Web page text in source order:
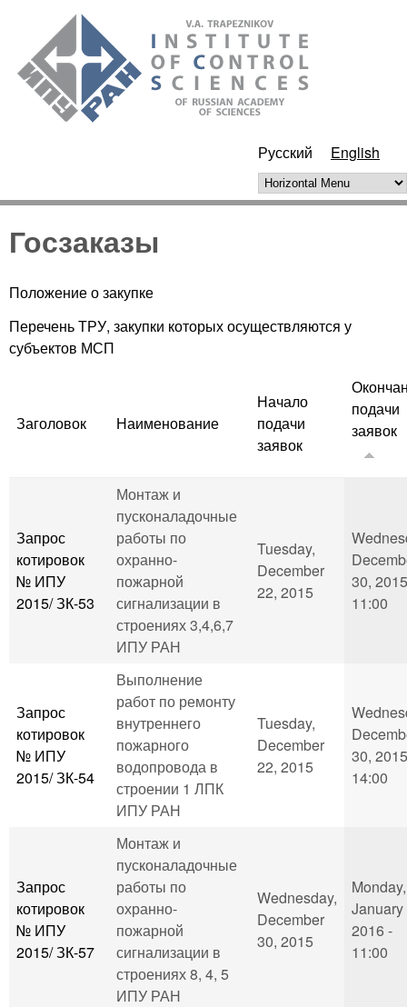
ИПУ
РАН
Русский English
Horizontal Menu
Госзаказы
Положение о закупке
Перечень ТРУ, закупки которых осуществляются у
субъектов МСП
Заголовок Наименование
Начало
подачи
заявок
подачи
заявок
Запрос
котировок
№ ИПУ
2015/ ЗК-53
Монтаж и
пусконаладочные
работы по
охранно-
пожарной
сигнализации в
строениях 3,4,6,7
ИПУ РАН
Tuesday,
December
22, 2015
30,
11:00
Запрос
котировок
№ ИПУ
2015/ ЗК-54
Выполнение
работ по ремонту
внутреннего
пожарного
водопровода в
строении 1 ЛПК
ИПУ РАН
Tuesday,
December
22, 2015
30,
14:00
Запрос
котировок
№ ИПУ
2015/ ЗК-57
Монтаж и
пусконаладочные
работы по
охранно-
пожарной
сигнализации в
строениях 8, 4, 5
ИПУ РАН
Wednesday,
December
30, 2015
Monday,
January
2016 -
11:00